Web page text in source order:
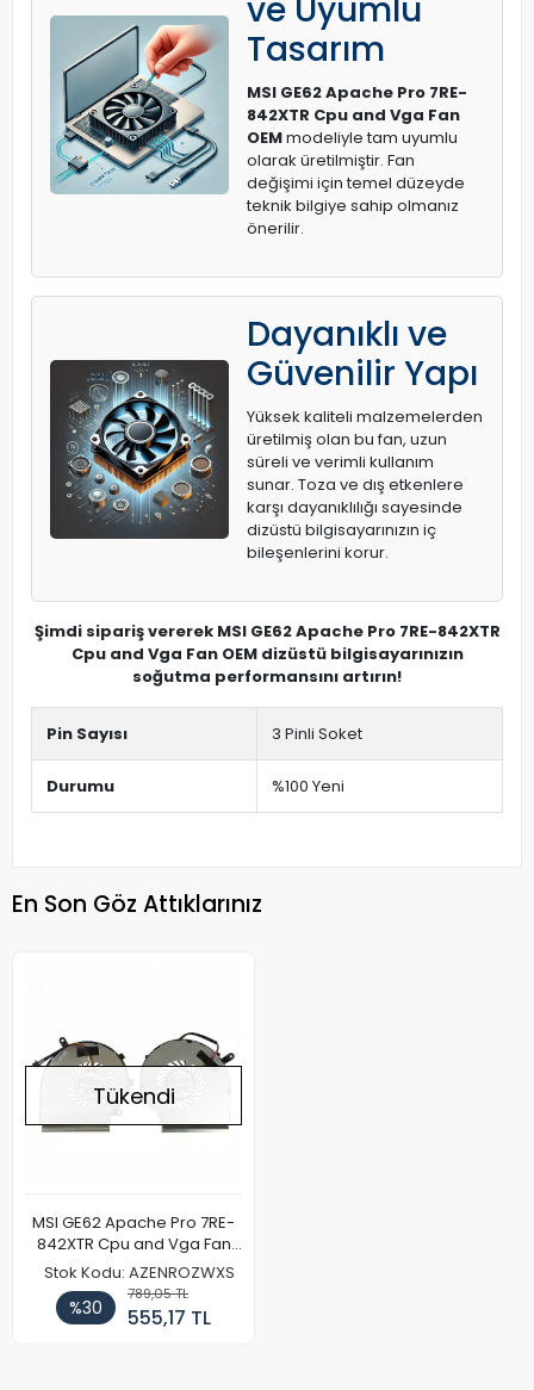
ve Uyumlu
Tasarım
MSI GE62 Apache Pro 7RE-
842XTR Cpu and Vga Fan
OEMmodeliyle tam uyumlu
olarak üretilmiştir. Fan
değişimi için temel düzeyde
teknik bilgiye sahip olmanız
önerilir.
Dayanıklı ve
Güvenilir Yapı
Yüksek kaliteli malzemelerden
üretilmiş olan bu fan, uzun
süreli ve verimli kullanım
sunar. Toza ve dış etkenlere
karşı dayanıklılığı sayesinde
dizüstü bilgisayarınızın iç
bileşenlerini korur.
Şimdi sipariş vererek MSI GE62 Apache Pro 7RE-842XTR
Cpu and Vga Fan OEM dizüstü bilgisayarınızın
soğutma performansını artırın!
Pin Sayısı 3 Pinli Soket
Durumu %100 Yeni
En Son Göz Attıklarınız
Tükendi
MSI GE62 Apache Pro 7RE-
842XTR Cpu and Vga Fan
OEM
Stok Kodu: AZENROZWXS
%30
789,05 TL
555,17 TL